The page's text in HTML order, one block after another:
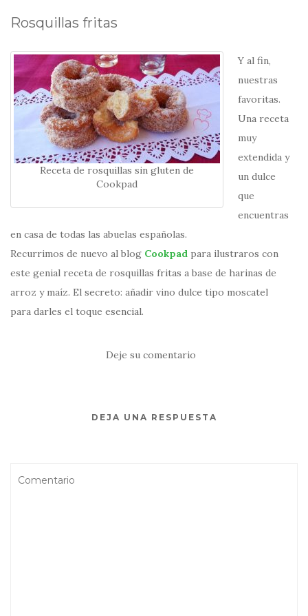
Rosquillas fritas
Receta de rosquillas sin gluten de
Cookpad
Y al fin,
nuestras
favoritas.
Una receta
muy
extendida y
un dulce
que
encuentras
en casa de todas las abuelas españolas.
Recurrimos de nuevo al blog Cookpad para ilustraros con
este genial receta de rosquillas fritas a base de harinas de
arroz y maíz. El secreto: añadir vino dulce tipo moscatel
para darles el toque esencial.
Deje su comentario
DEJA UNA RESPUESTA